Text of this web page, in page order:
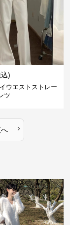
)
ウエストストレー
ツ
›